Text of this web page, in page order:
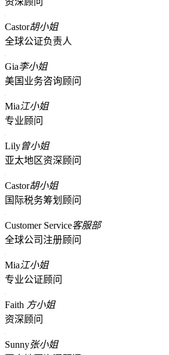
Castor胡小姐
全球公证负责人
Gia李小姐
美国业务咨询顾问
Mia江小姐
专业顾问
Lily曾小姐
亚太地区资深顾问
Castor胡小姐
国际税务筹划顾问
Customer Service客服部
全球公司注册顾问
Mia江小姐
专业公证顾问
Faith 方小姐
资深顾问
Sunny张小姐